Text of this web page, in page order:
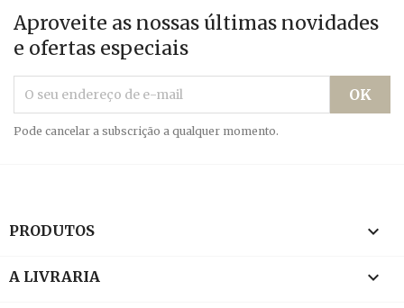
Aproveite as nossas últimas novidades
e ofertas especiais
Pode cancelar a subscrição a qualquer momento.
PRODUTOS 
A LIVRARIA 